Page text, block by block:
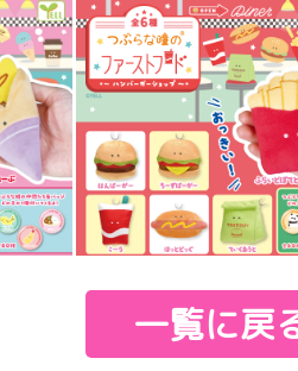
一覧に戻